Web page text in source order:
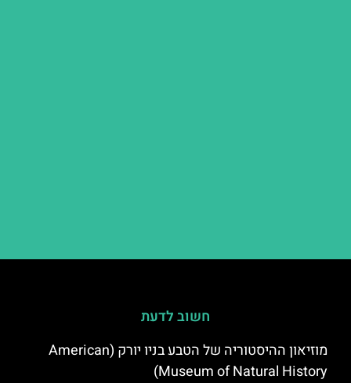
חשוב לדעת
מוזיאון ההיסטוריה של הטבע בניו יורק (American
Museum of Natural History)